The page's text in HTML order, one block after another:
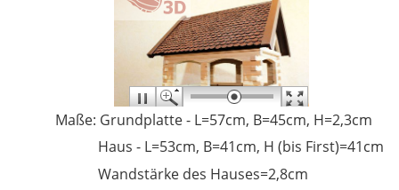
Maße: Grundplatte - L=57cm, B=45cm, H=2,3cm
             Haus - L=53cm, B=41cm, H (bis First)=41cm
             Wandstärke des Hauses=2,8cm